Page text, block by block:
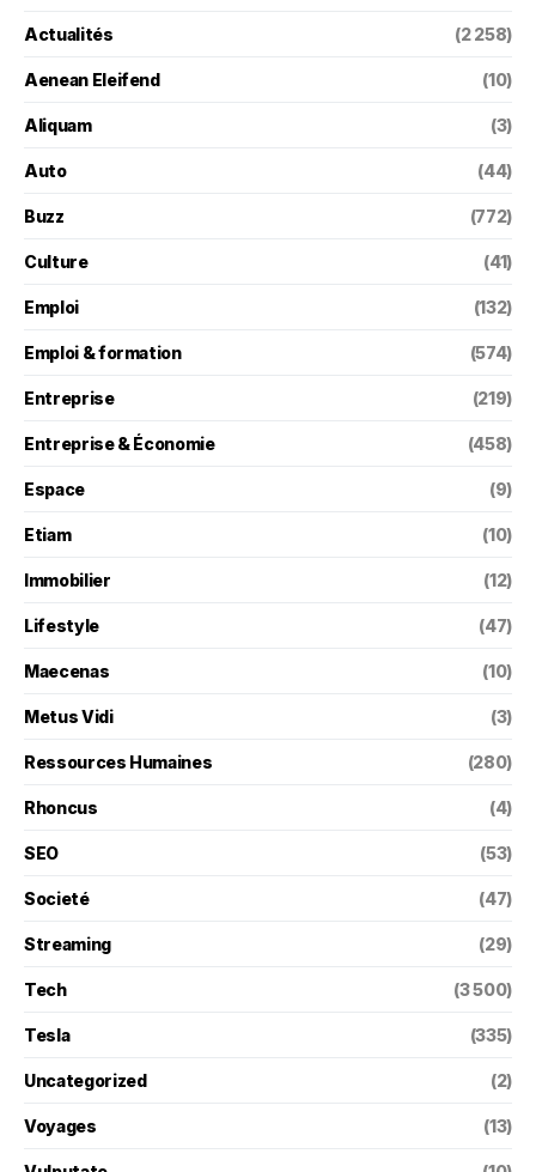
Actualités (2 258)
Aenean Eleifend (10)
Aliquam (3)
Auto (44)
Buzz (772)
Culture (41)
Emploi (132)
Emploi & formation (574)
Entreprise (219)
Entreprise & Économie (458)
Espace (9)
Etiam (10)
Immobilier (12)
Lifestyle (47)
Maecenas (10)
Metus Vidi (3)
Ressources Humaines (280)
Rhoncus (4)
SEO (53)
Societé (47)
Streaming (29)
Tech (3 500)
Tesla (335)
Uncategorized (2)
Voyages (13)